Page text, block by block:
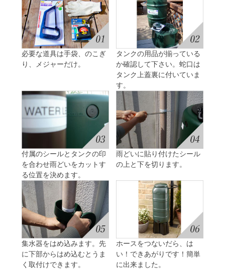
必要な道具は手袋、のこぎ
り、メジャーだけ。
タンクの用品が揃っている
か確認して下さい。蛇口は
タンク上蓋裏に付いていま
す。
付属のシールとタンクの印
を合わせ雨どいをカットす
る位置を決めます。
雨どいに貼り付けたシール
の上と下を切ります。
集水器をはめ込みます。先
に下部からはめ込むとうま
く取付けできます。
ホースをつないだら、は
い！できあがりです！簡単
に出来ました。